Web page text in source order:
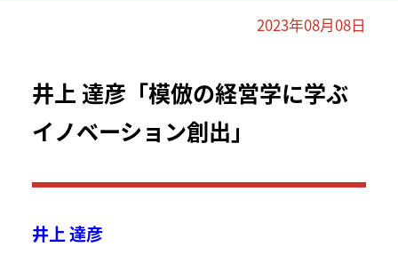
2023年08月08日
井上 達彦「模倣の経営学に学ぶ
イノベーション創出」
井上 達彦